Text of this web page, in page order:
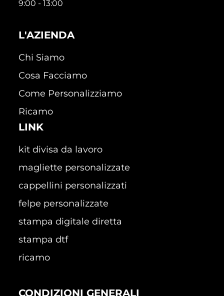
9:00 - 13:00
L'AZIENDA
Chi Siamo
Cosa Facciamo
Come Personalizziamo
Ricamo
LINK
kit divisa da lavoro
magliette personalizzate
cappellini personalizzati
felpe personalizzate
stampa digitale diretta
stampa dtf
ricamo
CONDIZIONI GENERALI